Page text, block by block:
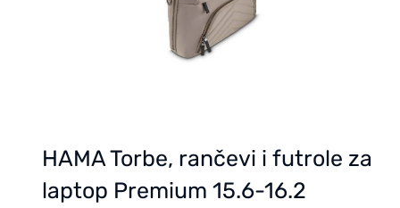
HAMA Torbe, rančevi i futrole za
laptop Premium 15.6-16.2